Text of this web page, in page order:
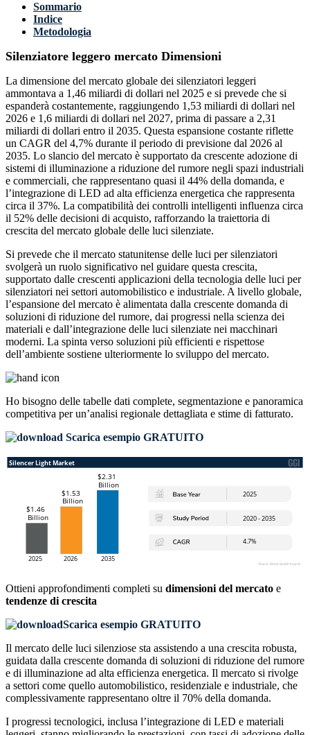
Sommario
Indice
Metodologia
Silenziatore leggero mercato Dimensioni
La dimensione del mercato globale dei silenziatori leggeri
ammontava a 1,46 miliardi di dollari nel 2025 e si prevede che si
espanderà costantemente, raggiungendo 1,53 miliardi di dollari nel
2026 e 1,6 miliardi di dollari nel 2027, prima di passare a 2,31
miliardi di dollari entro il 2035. Questa espansione costante riflette
un CAGR del 4,7% durante il periodo di previsione dal 2026 al
2035. Lo slancio del mercato è supportato da crescente adozione di
sistemi di illuminazione a riduzione del rumore negli spazi industriali
e commerciali, che rappresentano quasi il 44% della domanda, e
l’integrazione di LED ad alta efficienza energetica che rappresenta
circa il 37%. La compatibilità dei controlli intelligenti influenza circa
il 52% delle decisioni di acquisto, rafforzando la traiettoria di
crescita del mercato globale delle luci silenziate.
Si prevede che il mercato statunitense delle luci per silenziatori
svolgerà un ruolo significativo nel guidare questa crescita,
supportato dalle crescenti applicazioni della tecnologia delle luci per
silenziatori nei settori automobilistico e industriale. A livello globale,
l’espansione del mercato è alimentata dalla crescente domanda di
soluzioni di riduzione del rumore, dai progressi nella scienza dei
materiali e dall’integrazione delle luci silenziate nei macchinari
moderni. La spinta verso soluzioni più efficienti e rispettose
dell’ambiente sostiene ulteriormente lo sviluppo del mercato.
Ho bisogno delle tabelle dati complete, segmentazione e panoramica
competitiva per un’analisi regionale dettagliata e stime di fatturato.
Scarica esempio GRATUITO
Ottieni approfondimenti completi su dimensioni del mercato e
tendenze di crescita
Scarica esempio GRATUITO
Il mercato delle luci silenziose sta assistendo a una crescita robusta,
guidata dalla crescente domanda di soluzioni di riduzione del rumore
e di illuminazione ad alta efficienza energetica. Il mercato si rivolge
a settori come quello automobilistico, residenziale e industriale, che
complessivamente rappresentano oltre il 70% della domanda.
I progressi tecnologici, inclusa l’integrazione di LED e materiali